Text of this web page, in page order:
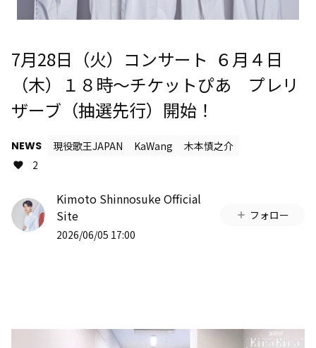
7月28日（火）コンサート ６月４日
（木）１８時～チケットぴあ プレリ
ザーブ（抽選先行）開始！
NEWS 現役歌王JAPAN KaWang
木本慎之介
2
Kimoto Shinnosuke Official
Site
2026/06/05 17:00
フォロー